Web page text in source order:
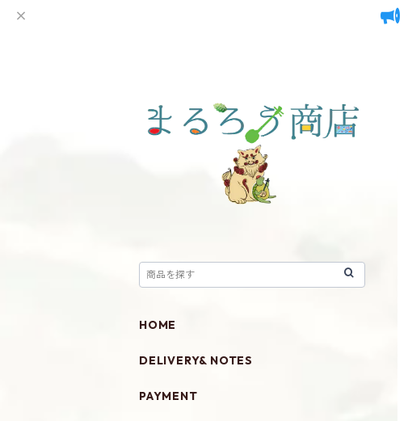
HOME
DELIVERY& NOTES
PAYMENT